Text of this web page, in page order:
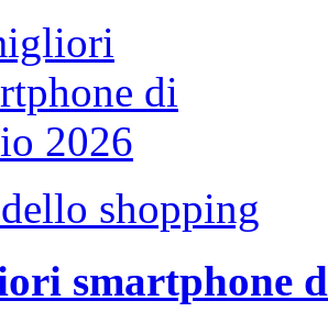
shopping
smartphone